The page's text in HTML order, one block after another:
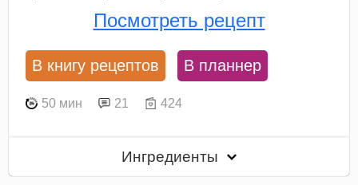
Посмотреть рецепт
В книгу рецептов В планнер
50 мин 21 424
Ингредиенты